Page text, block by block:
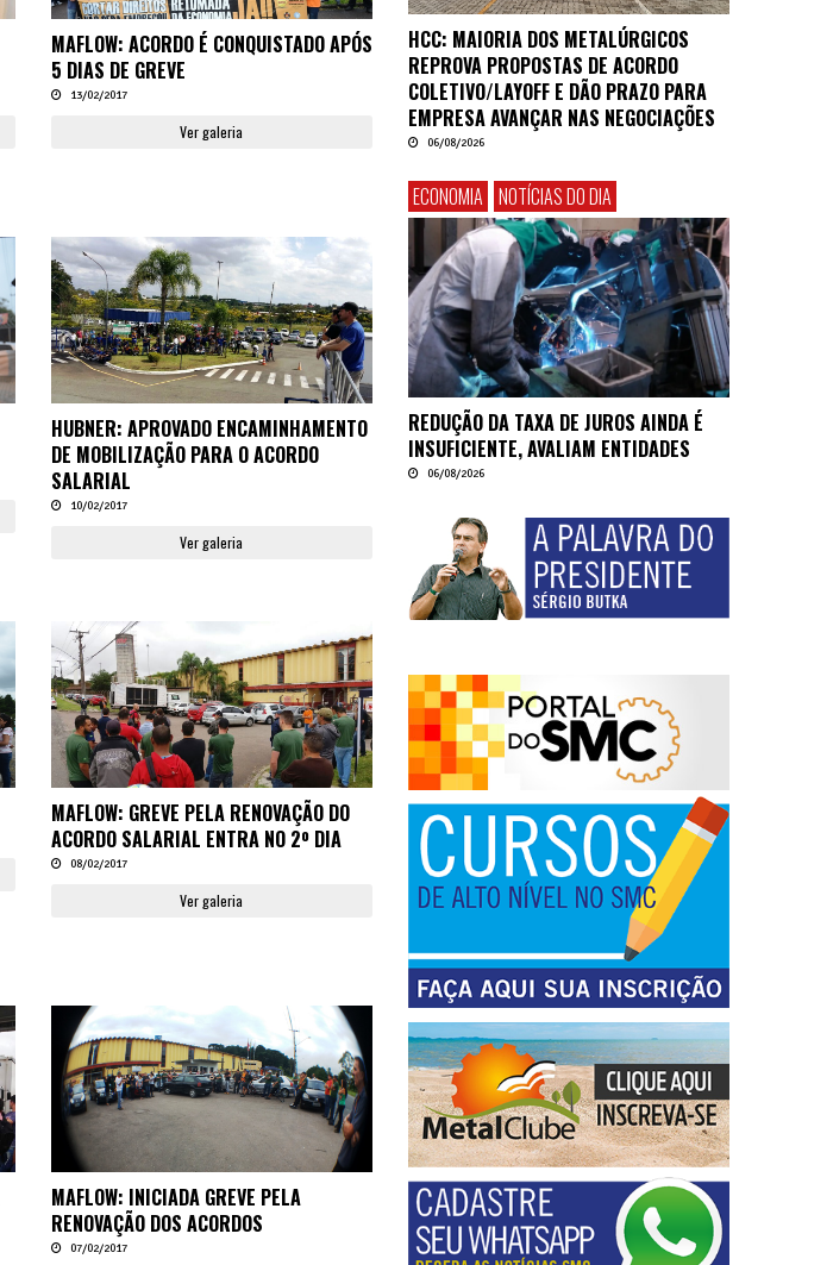
MAFLOW: ACORDO É CONQUISTADO APÓS
5 DIAS DE GREVE
13/02/2017
Ver galeria
HUBNER: APROVADO ENCAMINHAMENTO
DE MOBILIZAÇÃO PARA O ACORDO
SALARIAL
10/02/2017
Ver galeria
MAFLOW: GREVE PELA RENOVAÇÃO DO
ACORDO SALARIAL ENTRA NO 2º DIA
08/02/2017
Ver galeria
MAFLOW: INICIADA GREVE PELA
RENOVAÇÃO DOS ACORDOS
07/02/2017
HCC: MAIORIA DOS METALÚRGICOS
REPROVA PROPOSTAS DE ACORDO
COLETIVO/LAYOFF E DÃO PRAZO PARA
EMPRESA AVANÇAR NAS NEGOCIAÇÕES
06/08/2026
ECONOMIA NOTÍCIAS DO DIA
REDUÇÃO DA TAXA DE JUROS AINDA É
INSUFICIENTE, AVALIAM ENTIDADES
06/08/2026